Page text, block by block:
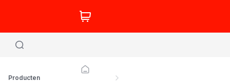
Producten